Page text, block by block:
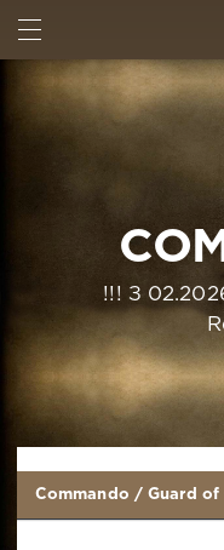
!!! З
Commando /Guard of